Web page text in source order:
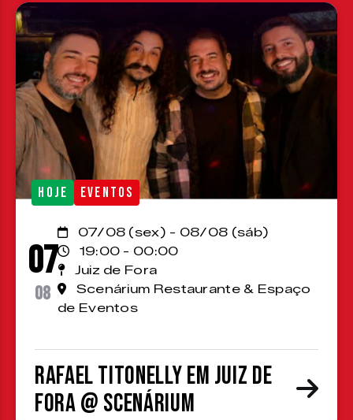
HOJE EVENTOS
07
08
07/08 (sex) - 08/08 (sáb)
19:00 - 00:00
Juiz de Fora
Scenárium Restaurante & Espaço
de Eventos
Rafael Titonelly em Juiz de
Fora @ Scenárium